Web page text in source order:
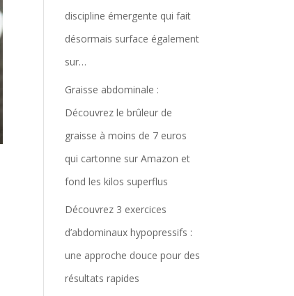
discipline émergente qui fait
désormais surface également
sur…
Graisse abdominale :
Découvrez le brûleur de
graisse à moins de 7 euros
qui cartonne sur Amazon et
fond les kilos superflus
Découvrez 3 exercices
d’abdominaux hypopressifs :
une approche douce pour des
résultats rapides